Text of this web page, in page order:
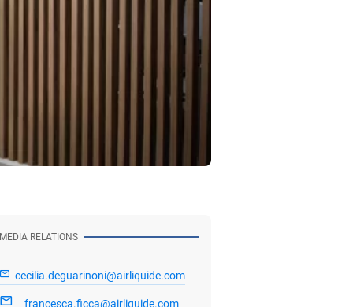
MEDIA RELATIONS
cecilia.deguarinoni@airliquide.com
francesca.ficca@airliquide.com